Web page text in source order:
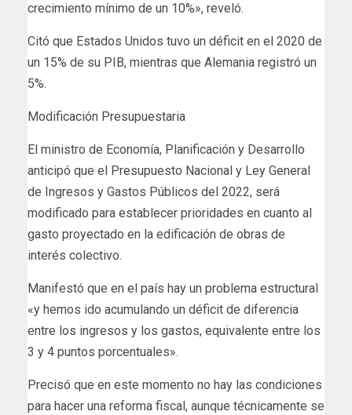
crecimiento mínimo de un 10%», reveló.
Citó que Estados Unidos tuvo un déficit en el 2020 de
un 15% de su PIB, mientras que Alemania registró un
5%.
Modificación Presupuestaria
El ministro de Economía, Planificación y Desarrollo
anticipó que el Presupuesto Nacional y Ley General
de Ingresos y Gastos Públicos del 2022, será
modificado para establecer prioridades en cuanto al
gasto proyectado en la edificación de obras de
interés colectivo.
Manifestó que en el país hay un problema estructural
«y hemos ido acumulando un déficit de diferencia
entre los ingresos y los gastos, equivalente entre los
3 y 4 puntos porcentuales».
Precisó que en este momento no hay las condiciones
para hacer una reforma fiscal, aunque técnicamente se